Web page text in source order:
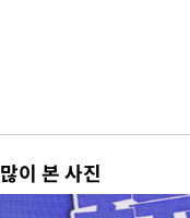
많이 본 사진